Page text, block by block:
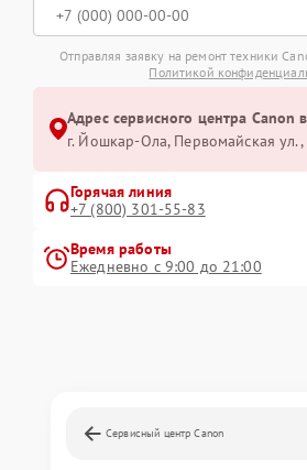
Отправляя заявку на ремонт техники
Политикой
Адрес сервисного центра
г. Йошкар-Ола, Первомайская ул.,
Горячая линия
+7 (800) 301-55-83
Время работы
Ежедневно с 9:00 до 21:00
Сервисный центр Canon